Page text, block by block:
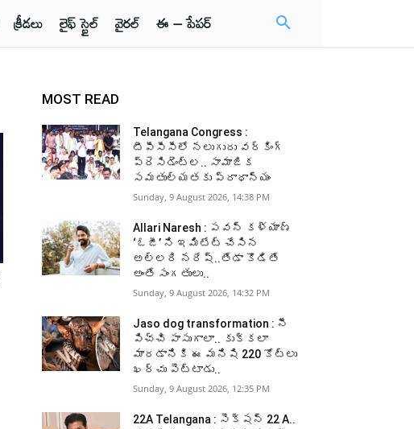
క్రీడలు లైఫ్ స్టైల్ వైరల్ ఈ – పేపర్
MOST READ
Telangana Congress :
టీపీసీసీలో నలుగురు వర్కింగ్‌
ప్రెసిడెంట్ల.. సామాజిక
సమతుల్యతకు ప్రాధాన్యం
Sunday, 9 August 2026, 14:38 PM
Allari Naresh : పవన్ కళ్యాణ్
‘ఓజీ’ ని ఇమిటేట్ చేసిన
అల్లరి నరేష్..తేడా కొడితే
అంతే సంగతులు..
Sunday, 9 August 2026, 14:32 PM
Jaso dog transformation : నీ
పిచ్చి పాసుగాలా.. కుక్కలా
మారడానికి ఈ మనిషి 220 కోట్లు
ఖర్చు పెట్టాడు..
Sunday, 9 August 2026, 12:35 PM
22A Telangana : సెక్షన్ 22 A..